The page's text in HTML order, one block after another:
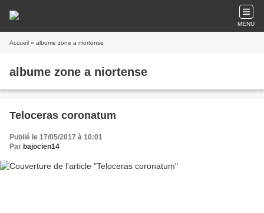
MENU
Accueil » albume zone a niortense
albume zone a niortense
Teloceras coronatum
Publié le 17/05/2017 à 10:01
Par bajocien14